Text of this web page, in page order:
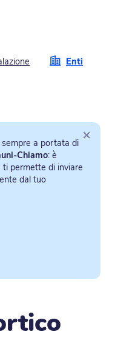
Enti
a portata di
Chiamo: è
permette di inviare
dal tuo
×